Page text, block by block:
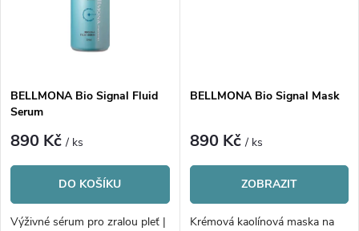
BELLMONA Bio Signal Fluid
Serum
890 Kč/ ks
DO KOŠÍKU
Výživné sérum pro zralou pleť |
BELLMONA Bio Signal Mask
890 Kč/ ks
ZOBRAZIT
Krémová kaolínová maska na